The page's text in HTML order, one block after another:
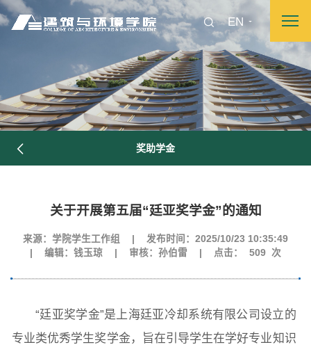
EN
奖助学金
关于开展第五届“廷亚奖学金”的通知
来源：学院学生工作组
发布时间：2025/10/23 10:35:49
编辑：钱玉琼 审核：孙伯雷 点击： 509 次
“廷亚奖学金”是上海廷亚冷却系统有限公司设立的
专业类优秀学生奖学金，旨在引导学生在学好专业知识